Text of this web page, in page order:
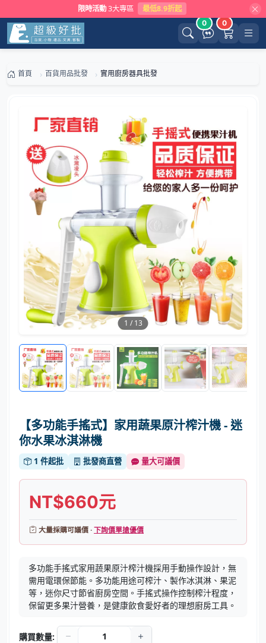
限時活動 3大專區 最低8.9折起
0 0
首頁 百貨用品批發 實用廚房器具批發
1 / 13
【多功能手搖式】家用蔬果原汁榨汁機 - 迷
你水果冰淇淋機
1 件起批 批發商直營 量大可議價
NT$660元
大量採購可議價 ·下詢價單搶優價
多功能手搖式家用蔬果原汁榨汁機採用手動操作設計，無
需用電環保節能。多功能用途可榨汁、製作冰淇淋、果泥
等，迷你尺寸節省廚房空間。手搖式操作控制榨汁程度，
保留更多果汁營養，是健康飲食愛好者的理想廚房工具。
購買數量: